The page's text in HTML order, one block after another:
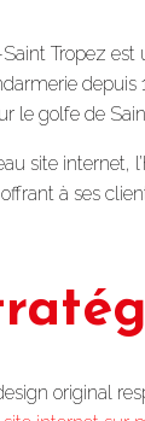
Saint Tropez
depuis
le golfe de
site internet,
à ses
original